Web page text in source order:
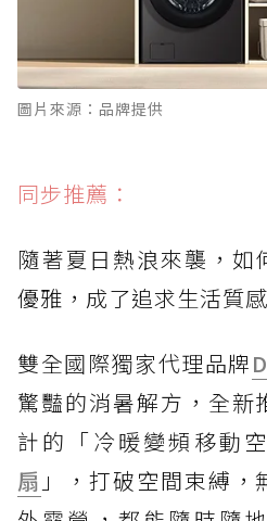
圖片來源：品牌提供
同步推薦：
隨著夏日熱浪來襲，如
優雅，成了追求生活質
雙全國際獨家代理品牌
驚豔的消暑解方，全新
計的「冷暖變頻移動
扇 」，打破空間束縛，